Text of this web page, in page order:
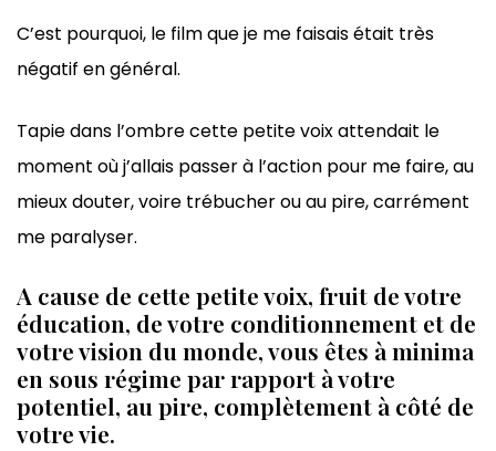
C’est pourquoi, le film que je me faisais était très
négatif en général.
Tapie dans l’ombre cette petite voix attendait le
moment où j’allais passer à l’action pour me faire, au
mieux douter, voire trébucher ou au pire, carrément
me paralyser.
A cause de cette petite voix, fruit de votre
éducation, de votre conditionnement et de
votre vision du monde, vous êtes à minima
en sous régime par rapport à votre
potentiel, au pire, complètement à côté de
votre vie.